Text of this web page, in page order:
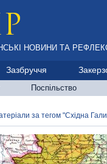
НОВИНИ ТА
Зазбруччя
Поспільство
за тегом "Східна